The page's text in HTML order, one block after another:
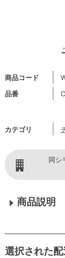
商品コード
品番
カテゴリ
同シ
商品説明
選択された